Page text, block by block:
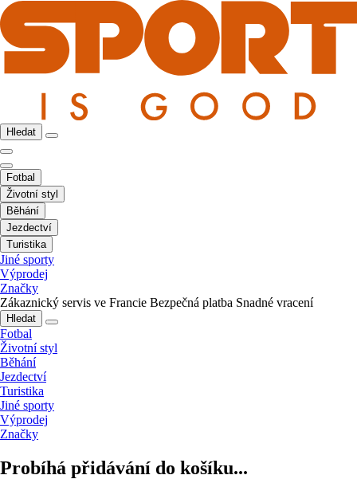
Hledat
Fotbal
Životní styl
Běhání
Jezdectví
Turistika
Jiné sporty
Výprodej
Značky
Zákaznický servis ve Francie Bezpečná platba Snadné vracení
Hledat
Fotbal
Životní styl
Běhání
Jezdectví
Turistika
Jiné sporty
Výprodej
Značky
Probíhá přidávání do košíku...